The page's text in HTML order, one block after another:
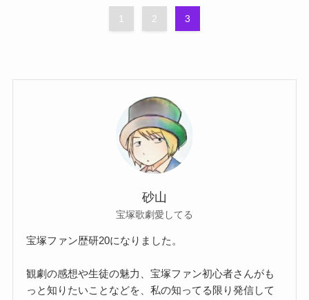
1 2 3
砂山
宝塚歌劇愛してる
宝塚ファン歴研20になりました。
観劇の感想や生徒の魅力、宝塚ファン初心者さんがも
っと知りたいことなどを、私の知ってる限り発信して